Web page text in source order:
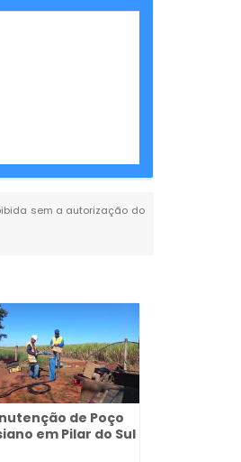
sem a autorização do
de Poço
em Pilar do Sul